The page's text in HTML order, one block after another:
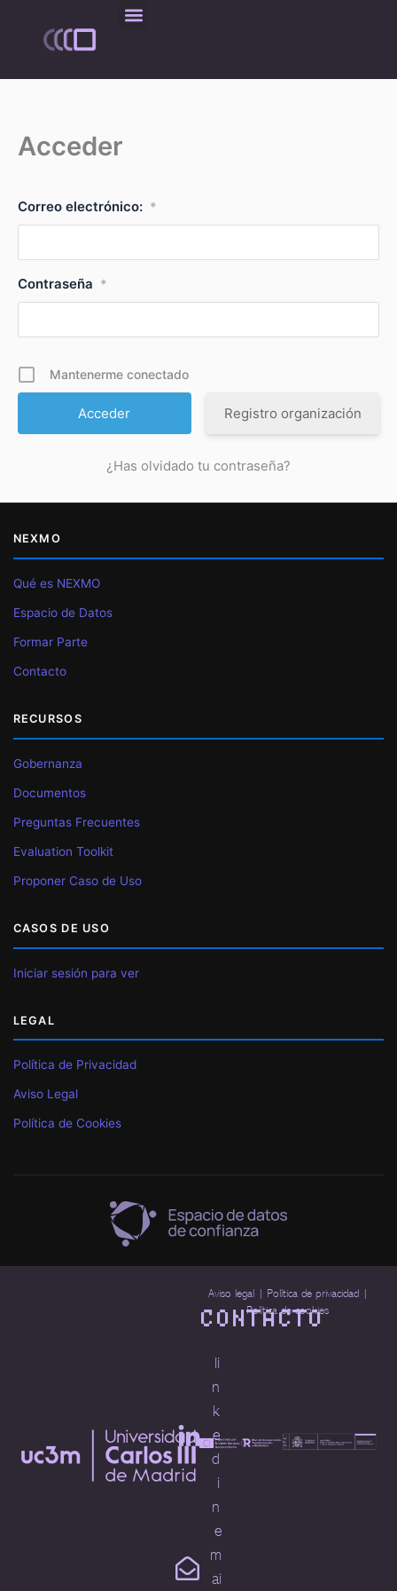
contenido
Acceder
Correo electrónico: *
Contraseña *
Mantenerme conectado
Registro organización
¿Has olvidado tu contraseña?
NEXMO
Qué es NEXMO
Espacio de Datos
Formar Parte
Contacto
RECURSOS
Gobernanza
Documentos
Preguntas Frecuentes
Evaluation Toolkit
Proponer Caso de Uso
CASOS DE USO
Iniciar sesión para ver
LEGAL
Política de Privacidad
Aviso Legal
Política de Cookies
CONTACTO
li
n
k
e
d
i
n
e
m
ai
Aviso legal | Política de privacidad |
Política de cookies